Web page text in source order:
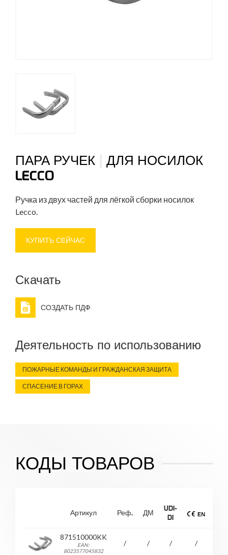
ПАРА РУЧЕК
ДЛЯ НОСИЛОК
LECCO
Ручка из двух частей для лёгкой сборки носилок
Lecco.
КУПИТЬ СЕЙЧАС
Скачать
СОЗДАТЬ ПДФ
Деятельность по использованию
ПОЖАРНЫЕ КОМАНДЫ И ГРАЖДАНСКАЯ ЗАЩИТА
СПАСЕНИЕ В ГОРАХ
КОДЫ ТОВАРОВ
Артикул Реф. ДМ
UDI-
DI
871510000KK
EAN:
8023577045832
/ / / /